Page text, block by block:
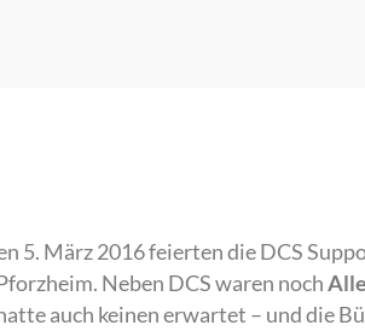
5. März 2016 feierten die DCS
Neben DCS waren noch
auch keinen erwartet – und die